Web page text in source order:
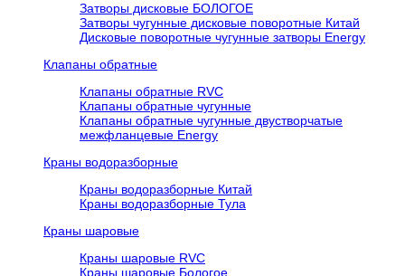
Затворы дисковые БОЛОГОЕ
Затворы чугунные дисковые поворотные Китай
Дисковые поворотные чугунные затворы Energy
Клапаны обратные
Клапаны обратные RVC
Клапаны обратные чугунные
Клапаны обратные чугунные двустворчатые
межфланцевые Energy
Краны водоразборные
Краны водоразборные Китай
Краны водоразборные Тула
Краны шаровые
Краны шаровые RVC
Краны шаровые Бологое